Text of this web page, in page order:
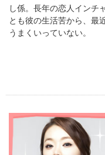
し係。長年の恋人インチ
とも彼の生活苦から、最
うまくいっていない。